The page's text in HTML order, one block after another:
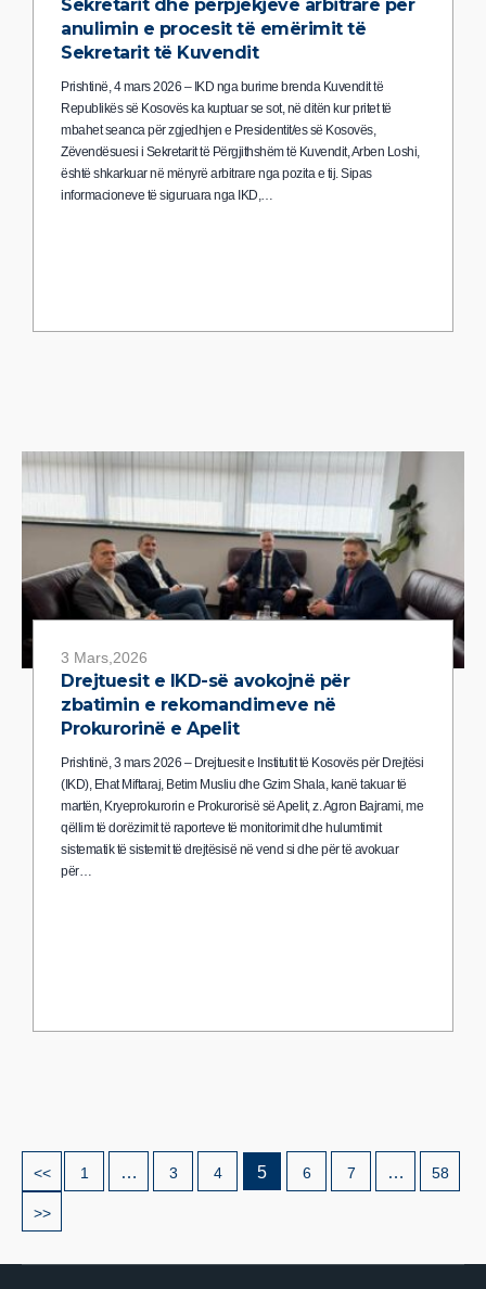
Sekretarit dhe përpjekjeve arbitrare për
anulimin e procesit të emërimit të
Sekretarit të Kuvendit
Prishtinë, 4 mars 2026 – IKD nga burime brenda Kuvendit të
Republikës së Kosovës ka kuptuar se sot, në ditën kur pritet të
mbahet seanca për zgjedhjen e Presidentit/es së Kosovës,
Zëvendësuesi i Sekretarit të Përgjithshëm të Kuvendit, Arben Loshi,
është shkarkuar në mënyrë arbitrare nga pozita e tij. Sipas
informacioneve të siguruara nga IKD,…
3 Mars,2026
Drejtuesit e IKD-së avokojnë për
zbatimin e rekomandimeve në
Prokurorinë e Apelit
Prishtinë, 3 mars 2026 – Drejtuesit e Institutit të Kosovës për Drejtësi
(IKD), Ehat Miftaraj, Betim Musliu dhe Gzim Shala, kanë takuar të
martën, Kryeprokurorin e Prokurorisë së Apelit, z. Agron Bajrami, me
qëllim të dorëzimit të raporteve të monitorimit dhe hulumtimit
sistematik të sistemit të drejtësisë në vend si dhe për të avokuar
për…
<< 1 … 3 4 5 6 7 … 58
>>